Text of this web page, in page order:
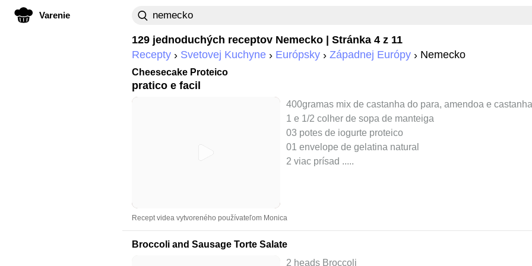
Varenie
129 jednoduchých receptov Nemecko | Stránka 4 z 11
Recepty
Svetovej Kuchyne Európsky Západnej Európy Nemecko
Cheesecake Proteico
pratico e facil
400gramas mix de castanha do para, amendoa e
1 e 1/2 colher de sopa de manteiga
03 potes de iogurte proteico
01 envelope de gelatina natural
2 viac prísad .....
Recept videa vytvoreného používateľom Monica
Broccoli and Sausage Torte Salate
2 heads Broccoli